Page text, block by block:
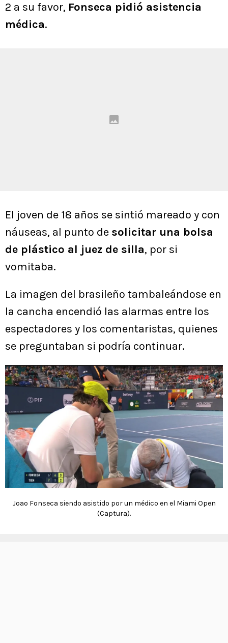
2 a su favor, Fonseca pidió asistencia
médica.
El joven de 18 años se sintió mareado y con
náuseas, al punto de solicitar una bolsa
de plástico al juez de silla, por si
vomitaba.
La imagen del brasileño tambaleándose en
la cancha encendió las alarmas entre los
espectadores y los comentaristas, quienes
se preguntaban si podría continuar.
Joao Fonseca siendo asistido por un médico en el Miami Open
(Captura).